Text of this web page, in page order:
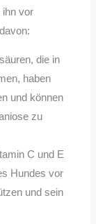
ihn vor
die in
haben
und können
zu
C und E
Hundes vor
und sein